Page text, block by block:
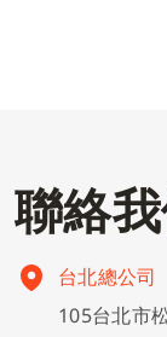
聯絡我
台北總公司
105台北市